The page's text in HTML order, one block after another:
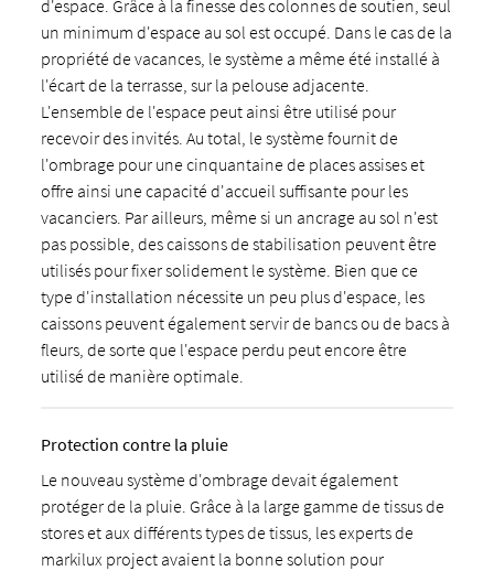
d'espace. Grâce à la finesse des colonnes de soutien, seul
un minimum d'espace au sol est occupé. Dans le cas de la
propriété de vacances, le système a même été installé à
l'écart de la terrasse, sur la pelouse adjacente.
L'ensemble de l'espace peut ainsi être utilisé pour
recevoir des invités. Au total, le système fournit de
l'ombrage pour une cinquantaine de places assises et
offre ainsi une capacité d'accueil suffisante pour les
vacanciers. Par ailleurs, même si un ancrage au sol n'est
pas possible, des caissons de stabilisation peuvent être
utilisés pour fixer solidement le système. Bien que ce
type d'installation nécessite un peu plus d'espace, les
caissons peuvent également servir de bancs ou de bacs à
fleurs, de sorte que l'espace perdu peut encore être
utilisé de manière optimale.
Protection contre la pluie
Le nouveau système d'ombrage devait également
protéger de la pluie. Grâce à la large gamme de tissus de
stores et aux différents types de tissus, les experts de
markilux project avaient la bonne solution pour